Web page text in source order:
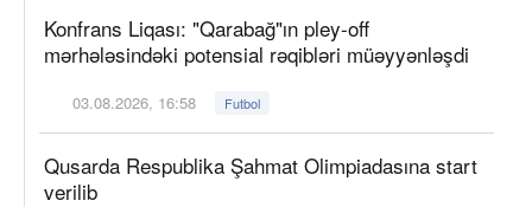
Konfrans Liqası: "Qarabağ"ın pley-off
mərhələsindəki potensial rəqibləri müəyyənləşdi
03.08.2026, 16:58 Futbol
Qusarda Respublika Şahmat Olimpiadasına start
verilib